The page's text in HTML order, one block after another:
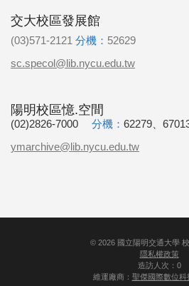
交大校區發展館
(03)571-2121 分機： 52629
sc.specol@lib.nycu.edu.tw
陽明校區憶.空間
(02)2826-7000 分機： 62279、
ymarchive@lib.nycu.edu.tw
© 2026國立陽明交通大學
隱私權政策
造訪人次：0
維運廠商： 聖傑國際數位科